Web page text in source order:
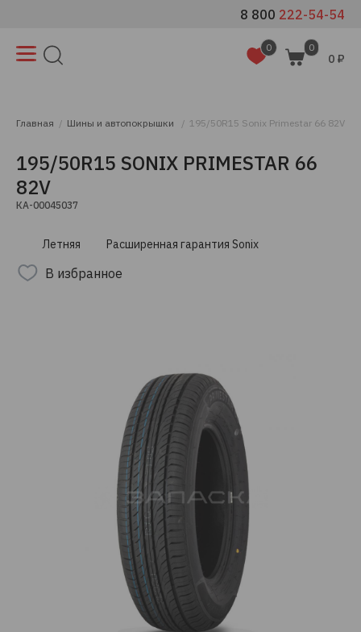
8 800 222-54-54
0 0
0 ₽
Главная Шины и автопокрышки 195/50R15 Sonix Primestar 66 82V
195/50R15 SONIX PRIMESTAR 66
82V
КА-00045037
Летняя Расширенная гарантия Sonix
В избранное